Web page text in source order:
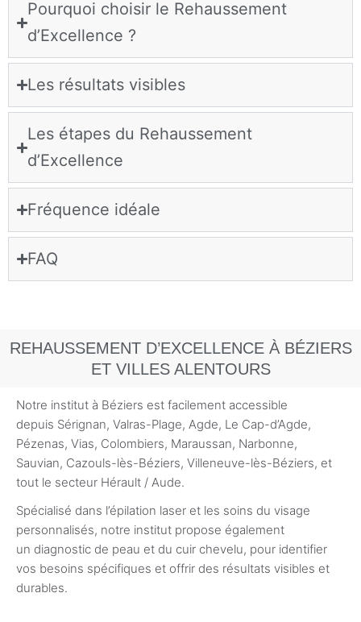
Pourquoi choisir le Rehaussement
d’Excellence ?
Les résultats visibles
Les étapes du Rehaussement
d’Excellence
Fréquence idéale
FAQ
REHAUSSEMENT D’EXCELLENCE À BÉZIERS
ET VILLES ALENTOURS
Notre institut à Béziers est facilement accessible
depuis Sérignan, Valras-Plage, Agde, Le Cap-d’Agde,
Pézenas, Vias, Colombiers, Maraussan, Narbonne,
Sauvian, Cazouls-lès-Béziers, Villeneuve-lès-Béziers, et
tout le secteur Hérault / Aude.
Spécialisé dans l’épilation laser et les soins du visage
personnalisés, notre institut propose également
un diagnostic de peau et du cuir chevelu, pour identifier
vos besoins spécifiques et offrir des résultats visibles et
durables.